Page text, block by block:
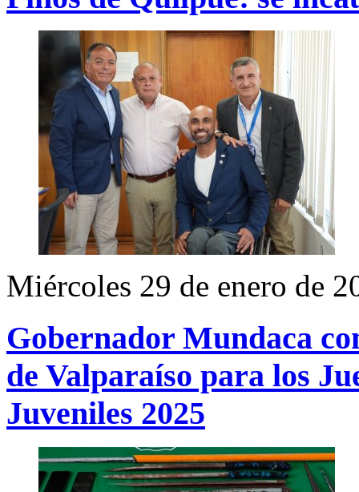
Miércoles 29 de enero de
Gobernador Mundaca
de Valparaíso para los
Juveniles 2025